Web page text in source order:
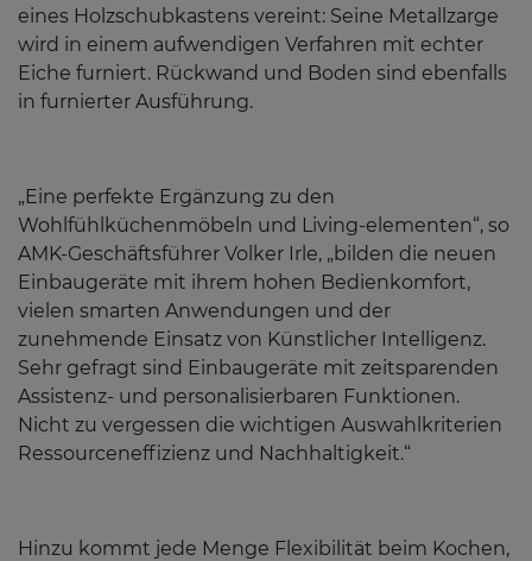
eines Holzschubkastens vereint: Seine Metallzarge
wird in einem aufwendigen Verfahren mit echter
Eiche furniert. Rückwand und Boden sind ebenfalls
in furnierter Ausführung.
„Eine perfekte Ergänzung zu den
Wohlfühlküchenmöbeln und Living-elementen“, so
AMK-Geschäftsführer Volker Irle, „bilden die neuen
Einbaugeräte mit ihrem hohen Bedienkomfort,
vielen smarten Anwendungen und der
zunehmende Einsatz von Künstlicher Intelligenz.
Sehr gefragt sind Einbaugeräte mit zeitsparenden
Assistenz- und personalisierbaren Funktionen.
Nicht zu vergessen die wichtigen Auswahlkriterien
Ressourceneffizienz und Nachhaltigkeit.“
Hinzu kommt jede Menge Flexibilität beim Kochen,